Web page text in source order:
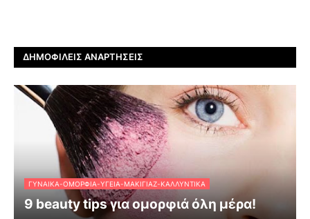
ΔΗΜΟΦΙΛΕΊΣ ΑΝΑΡΤΉΣΕΙΣ
ΓΥΝΑΊΚΑ-ΟΜΟΡΦΙΆ-ΥΓΕΊΑ-ΜΑΚΙΓΙΆΖ-ΚΑΛΛΥΝΤΙΚΆ
9 beauty tips για ομορφιά όλη μέρα!